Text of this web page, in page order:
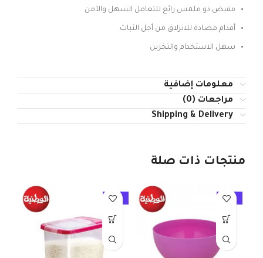
مقبض ذو ملمس رائع للتعامل السهل والآمن
أقدام مضادة للانزلاق من أجل الثبات
سهل الاستخدام والتخزين
معلومات إضافية
مراجعات (0)
Shipping & Delivery
منتجات ذات صلة
-10%
-10%